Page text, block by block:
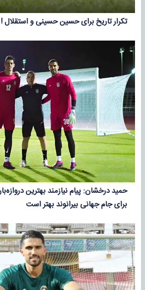
تکرار تاریخ برای حسین حسینی و استقلال !
حمید درخشان: پیام نیازمند بهترین
برای جام جهانی بیرانوند بهتر است